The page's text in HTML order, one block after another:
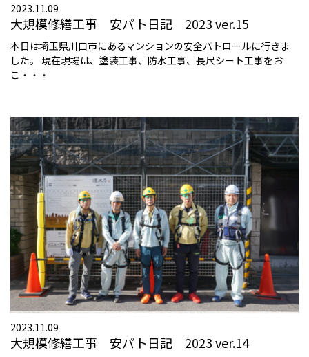
2023.11.09
大規模修繕工事 安パト日記 2023 ver.15
本日は埼玉県川口市にあるマンションの安全パトロールに行きま
した。 現在現場は、塗装工事、防水工事、長尺シート工事をお
こ・・・
2023.11.09
大規模修繕工事 安パト日記 2023 ver.14